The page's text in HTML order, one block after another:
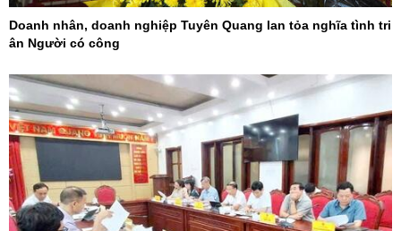
Doanh nhân, doanh nghiệp Tuyên Quang lan tỏa nghĩa tình tri
ân Người có công